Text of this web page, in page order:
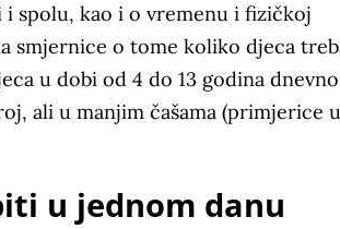
spolu, kao i o vremenu i fizičkoj
smjernice o tome koliko djeca
u dobi od 4 do 13 godina dnevno
ali u manjim čašama (primjerice u
u jednom danu